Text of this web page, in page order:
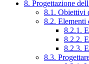
8. Progettazione
8.1. Obiettivi
8.2. Elementi
8.2.1.
8.2.2.
8.2.3.
8.3.